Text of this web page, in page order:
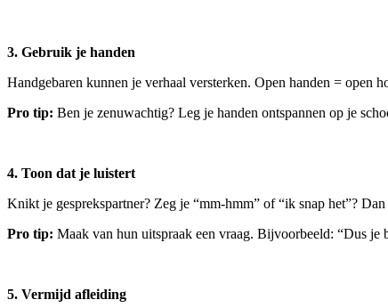
3. Gebruik je handen
Handgebaren kunnen je verhaal versterken. Open handen = open
Pro tip: Ben je zenuwachtig? Leg je handen ontspannen op je
4. Toon dat je luistert
Knikt je gesprekspartner? Zeg je “mm-hmm” of “ik snap het”?
Pro tip: Maak van hun uitspraak een vraag. Bijvoorbeeld: “Dus je
5. Vermijd afleiding